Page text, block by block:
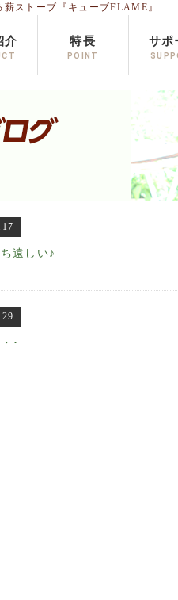
ストーブ『キューブFLAME』
介 特長
POINT
サポ
遠しい♪
･